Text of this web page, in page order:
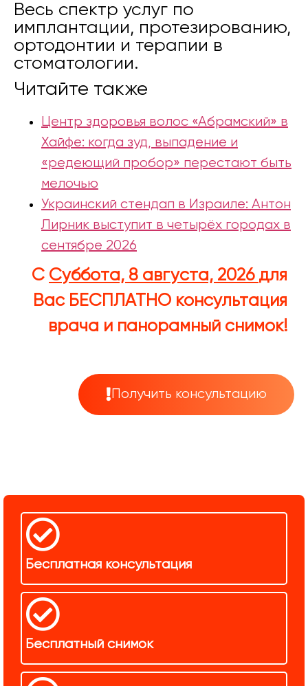
Весь спектр услуг по
имплантации, протезированию,
ортодонтии и терапии в
стоматологии.
Читайте также
Центр здоровья волос «Абрaмский» в
Хайфе: когда зуд, выпадение и
«редеющий пробор» перестают быть
мелочью
Украинский стендап в Израиле: Антон
Лирник выступит в четырёх городах в
сентябре 2026
С Суббота, 8 августа, 2026 для
Вас БЕСПЛАТНО консультация
врача и панорамный снимок!
Получить консультацию
Бесплатная консультация
Бесплатный снимок